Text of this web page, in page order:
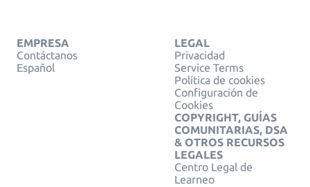
EMPRESA
Contáctanos
Español
LEGAL
Privacidad
Service Terms
Política de cookies
Configuración de
Cookies
COPYRIGHT, GUÍAS
COMUNITARIAS, DSA
& OTROS RECURSOS
LEGALES
Centro Legal de
Learneo